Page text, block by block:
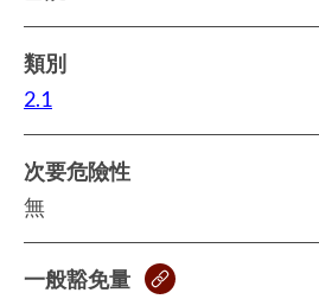
類別
2.1
次要危險性
無
一般豁免量